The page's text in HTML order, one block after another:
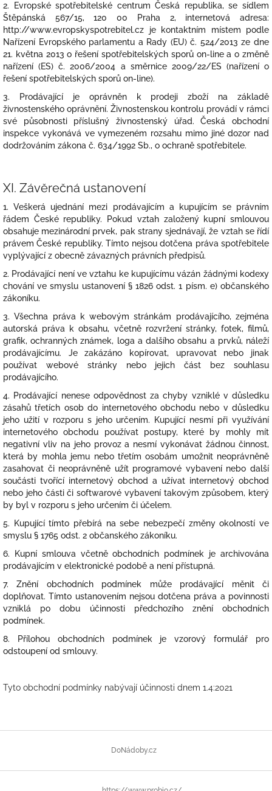
2. Evropské spotřebitelské centrum Česká republika, se sídlem
Štěpánská 567/15, 120 00 Praha 2, internetová adresa:
http://www.evropskyspotrebitel.cz je kontaktním místem podle
Nařízení Evropského parlamentu a Rady (EU) č. 524/2013 ze dne
21. května 2013 o řešení spotřebitelských sporů on-line a o změně
nařízení (ES) č. 2006/2004 a směrnice 2009/22/ES (nařízení o
řešení spotřebitelských sporů on-line).
3. Prodávající je oprávněn k prodeji zboží na základě
živnostenského oprávnění. Živnostenskou kontrolu provádí v rámci
své působnosti příslušný živnostenský úřad. Česká obchodní
inspekce vykonává ve vymezeném rozsahu mimo jiné dozor nad
dodržováním zákona č. 634/1992 Sb., o ochraně spotřebitele.
XI. Závěrečná ustanovení
1. Veškerá ujednání mezi prodávajícím a kupujícím se právním
řádem České republiky. Pokud vztah založený kupní smlouvou
obsahuje mezinárodní prvek, pak strany sjednávají, že vztah se řídí
právem České republiky. Tímto nejsou dotčena práva spotřebitele
vyplývající z obecně závazných právních předpisů.
2. Prodávající není ve vztahu ke kupujícímu vázán žádnými kodexy
chování ve smyslu ustanovení § 1826 odst. 1 písm. e) občanského
zákoníku.
3. Všechna práva k webovým stránkám prodávajícího, zejména
autorská práva k obsahu, včetně rozvržení stránky, fotek, filmů,
grafik, ochranných známek, loga a dalšího obsahu a prvků, náleží
prodávajícímu. Je zakázáno kopírovat, upravovat nebo jinak
používat webové stránky nebo jejich část bez souhlasu
prodávajícího.
4. Prodávající nenese odpovědnost za chyby vzniklé v důsledku
zásahů třetích osob do internetového obchodu nebo v důsledku
jeho užití v rozporu s jeho určením. Kupující nesmí při využívání
internetového obchodu používat postupy, které by mohly mít
negativní vliv na jeho provoz a nesmí vykonávat žádnou činnost,
která by mohla jemu nebo třetím osobám umožnit neoprávněně
zasahovat či neoprávněně užít programové vybavení nebo další
součásti tvořící internetový obchod a užívat internetový obchod
nebo jeho části či softwarové vybavení takovým způsobem, který
by byl v rozporu s jeho určením či účelem.
5. Kupující tímto přebírá na sebe nebezpečí změny okolností ve
smyslu § 1765 odst. 2 občanského zákoníku.
6. Kupní smlouva včetně obchodních podmínek je archivována
prodávajícím v elektronické podobě a není přístupná.
7. Znění obchodních podmínek může prodávající měnit či
doplňovat. Tímto ustanovením nejsou dotčena práva a povinnosti
vzniklá po dobu účinnosti předchozího znění obchodních
podmínek.
8. Přílohou obchodních podmínek je vzorový formulář pro
odstoupení od smlouvy.
Tyto obchodní podmínky nabývají účinnosti dnem 1.4:2021
DoNádoby.cz